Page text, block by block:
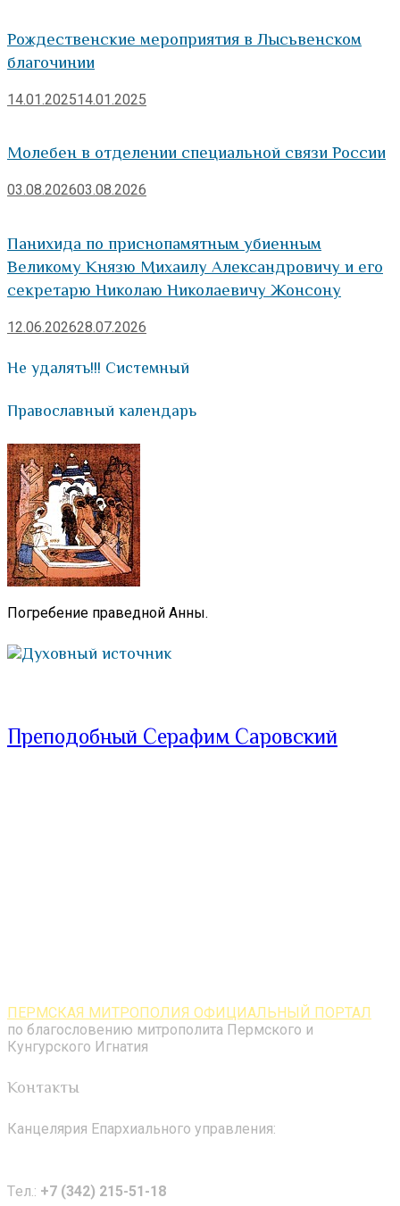
Рождественские мероприятия в Лысьвенском
благочинии
14.01.202514.01.2025
Молебен в отделении специальной связи России
03.08.202603.08.2026
Панихида по приснопамятным убиенным
Великому Князю Михаилу Александровичу и его
секретарю Николаю Николаевичу Жонсону
12.06.202628.07.2026
Не удалять!!! Системный
Православный календарь
Погребение праведной Анны.
Духовный источник
Преподобный Серафим Саровский
ПЕРМСКАЯ МИТРОПОЛИЯ ОФИЦИАЛЬНЫЙ ПОРТАЛ
по благословению митрополита Пермского и
Кунгурского Игнатия
Контакты
Канцелярия Епархиального управления:
Tел.: +7 (342) 215-51-18